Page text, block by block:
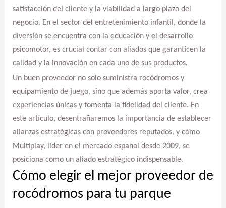
satisfacción del cliente y la viabilidad a largo plazo del
negocio. En el sector del entretenimiento infantil, donde la
diversión se encuentra con la educación y el desarrollo
psicomotor, es crucial contar con aliados que garanticen la
calidad y la innovación en cada uno de sus productos.
Un buen proveedor no solo suministra rocódromos y
equipamiento de juego, sino que además aporta valor, crea
experiencias únicas y fomenta la fidelidad del cliente. En
este artículo, desentrañaremos la importancia de establecer
alianzas estratégicas con proveedores reputados, y cómo
Multiplay, líder en el mercado español desde 2009, se
posiciona como un aliado estratégico indispensable.
Cómo elegir el mejor proveedor de
rocódromos para tu parque